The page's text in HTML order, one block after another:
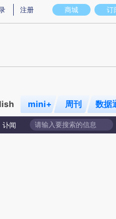
意图存在偏差。不代表财新观点和立场
商城 订
注册
mini+ 周刊 数据
讣闻